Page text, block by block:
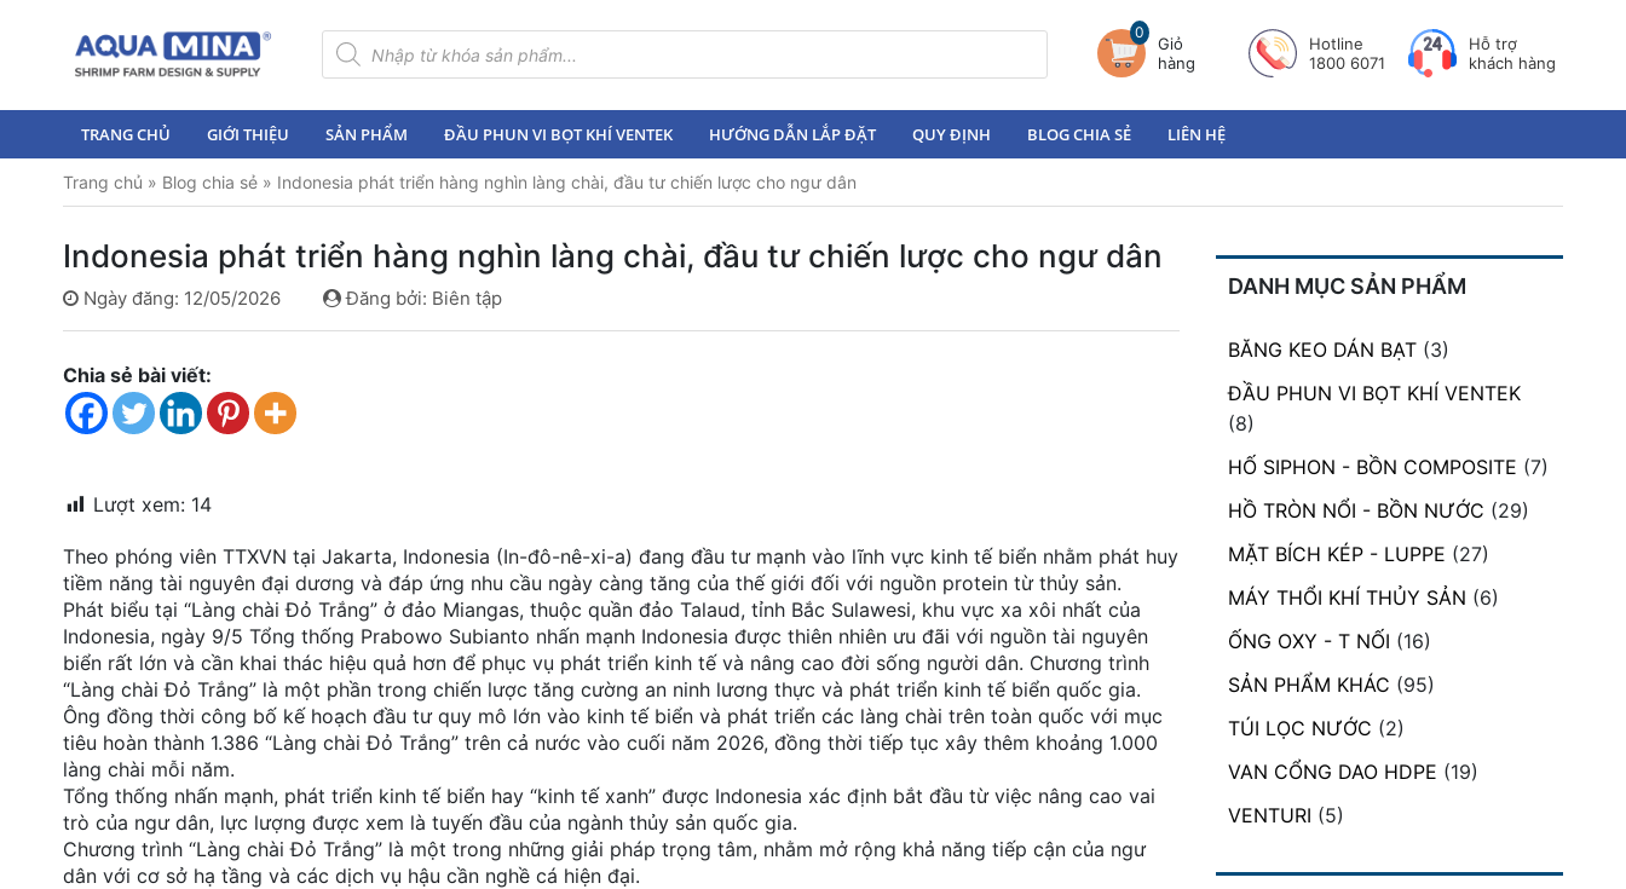
Tìm
kiếm
sản
0
Giỏ
hàng
Hotline
1800 6071
Hỗ trợ
khách hàng
TRANG CHỦ GIỚI THIỆU SẢN PHẨM ĐẦU PHUN VI BỌT KHÍ VENTEK HƯỚNG DẪN LẮP ĐẶT QUY ĐỊNH BLOG CHIA SẺ LIÊN HỆ
Trang chủ » Blog chia sẻ » Indonesia phát triển hàng nghìn làng chài, đầu tư chiến lược cho ngư dân
Indonesia phát triển hàng nghìn làng chài, đầu tư chiến lược cho ngư dân
Ngày đăng: 12/05/2026 Đăng bởi: Biên tập
Chia sẻ bài viết:
Lượt xem: 14
Theo phóng viên TTXVN tại Jakarta, Indonesia (In-đô-nê-xi-a) đang đầu tư mạnh vào lĩnh vực kinh tế biển nhằm phát huy
tiềm năng tài nguyên đại dương và đáp ứng nhu cầu ngày càng tăng của thế giới đối với nguồn protein từ thủy sản.
Phát biểu tại “Làng chài Đỏ Trắng” ở đảo Miangas, thuộc quần đảo Talaud, tỉnh Bắc Sulawesi, khu vực xa xôi nhất của
Indonesia, ngày 9/5 Tổng thống Prabowo Subianto nhấn mạnh Indonesia được thiên nhiên ưu đãi với nguồn tài nguyên
biển rất lớn và cần khai thác hiệu quả hơn để phục vụ phát triển kinh tế và nâng cao đời sống người dân. Chương trình
“Làng chài Đỏ Trắng” là một phần trong chiến lược tăng cường an ninh lương thực và phát triển kinh tế biển quốc gia.
Ông đồng thời công bố kế hoạch đầu tư quy mô lớn vào kinh tế biển và phát triển các làng chài trên toàn quốc với mục
tiêu hoàn thành 1.386 “Làng chài Đỏ Trắng” trên cả nước vào cuối năm 2026, đồng thời tiếp tục xây thêm khoảng 1.000
làng chài mỗi năm.
Tổng thống nhấn mạnh, phát triển kinh tế biển hay “kinh tế xanh” được Indonesia xác định bắt đầu từ việc nâng cao vai
trò của ngư dân, lực lượng được xem là tuyến đầu của ngành thủy sản quốc gia.
Chương trình “Làng chài Đỏ Trắng” là một trong những giải pháp trọng tâm, nhằm mở rộng khả năng tiếp cận của ngư
dân với cơ sở hạ tầng và các dịch vụ hậu cần nghề cá hiện đại.
DANH MỤC SẢN PHẨM
BĂNG KEO DÁN BẠT (3)
ĐẦU PHUN VI BỌT KHÍ VENTEK
(8)
HỐ SIPHON - BỒN COMPOSITE (7)
HỒ TRÒN NỔI - BỒN NƯỚC (29)
MẶT BÍCH KÉP - LUPPE (27)
MÁY THỔI KHÍ THỦY SẢN (6)
ỐNG OXY - T NỐI (16)
SẢN PHẨM KHÁC (95)
TÚI LỌC NƯỚC (2)
VAN CỔNG DAO HDPE (19)
VENTURI (5)